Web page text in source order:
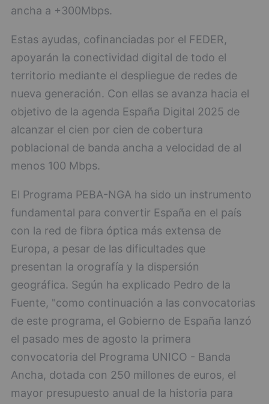
ancha a +300Mbps.
Estas ayudas, cofinanciadas por el FEDER,
apoyarán la conectividad digital de todo el
territorio mediante el despliegue de redes de
nueva generación. Con ellas se avanza hacia el
objetivo de la agenda España Digital 2025 de
alcanzar el cien por cien de cobertura
poblacional de banda ancha a velocidad de al
menos 100 Mbps.
El Programa PEBA-NGA ha sido un instrumento
fundamental para convertir España en el país
con la red de fibra óptica más extensa de
Europa, a pesar de las dificultades que
presentan la orografía y la dispersión
geográfica. Según ha explicado Pedro de la
Fuente, "como continuación a las convocatorias
de este programa, el Gobierno de España lanzó
el pasado mes de agosto la primera
convocatoria del Programa UNICO - Banda
Ancha, dotada con 250 millones de euros, el
mayor presupuesto anual de la historia para